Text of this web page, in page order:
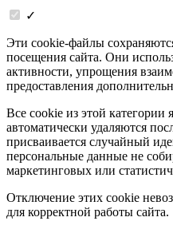
✓
Эти cookie-файлы
посещения сайта. Они
активности, упрощения
предоставления
Все cookie из этой категории
автоматически удаляются
присваивается случайный
персональные данные не
маркетинговых или
Отключение этих cookie
для корректной работы сайта.